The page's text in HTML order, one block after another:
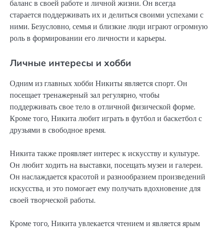
баланс в своей работе и личной жизни. Он всегда
старается поддерживать их и делиться своими успехами с
ними. Безусловно, семья и близкие люди играют огромную
роль в формировании его личности и карьеры.
Личные интересы и хобби
Одним из главных хобби Никиты является спорт. Он
посещает тренажерный зал регулярно, чтобы
поддерживать свое тело в отличной физической форме.
Кроме того, Никита любит играть в футбол и баскетбол с
друзьями в свободное время.
Никита также проявляет интерес к искусству и культуре.
Он любит ходить на выставки, посещать музеи и галереи.
Он наслаждается красотой и разнообразием произведений
искусства, и это помогает ему получать вдохновение для
своей творческой работы.
Кроме того, Никита увлекается чтением и является ярым